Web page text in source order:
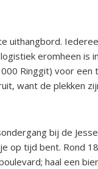
uithangbord.
eromheen is
Ringgit) voor een
want de plekken
bij de
op tijd bent. Rond
haal een